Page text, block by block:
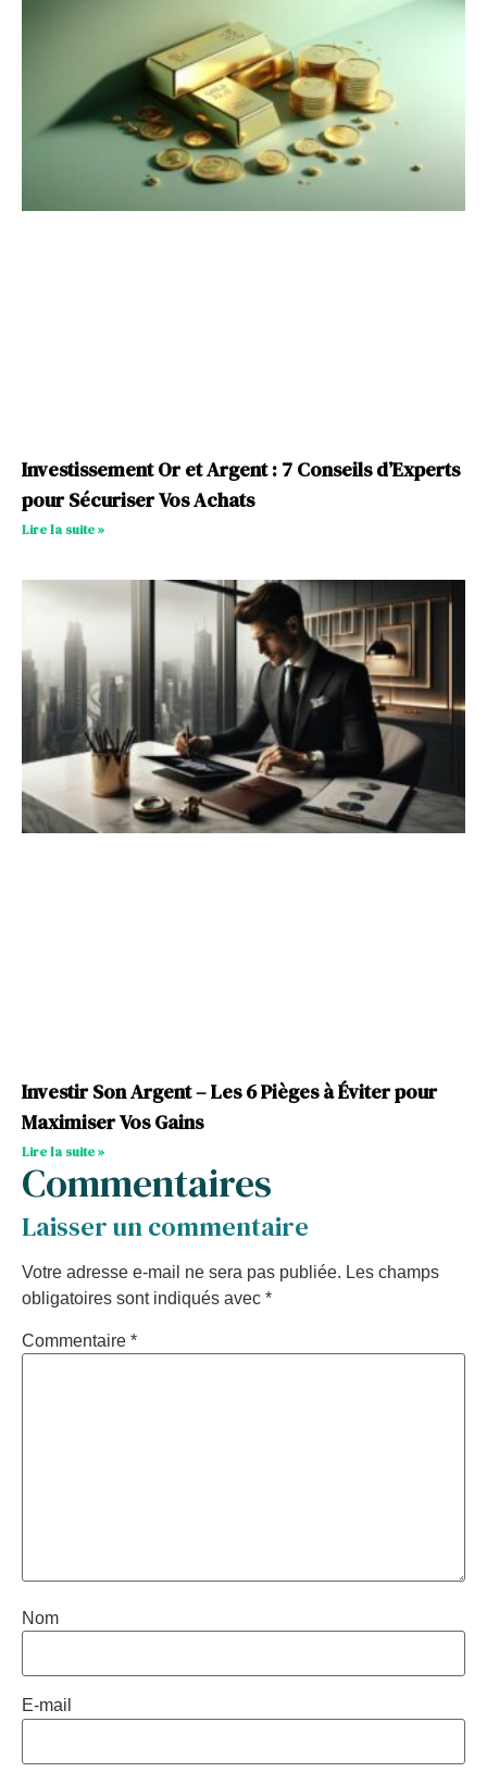
Investissement Or et Argent : 7 Conseils d’Experts
pour Sécuriser Vos Achats
Lire la suite »
Investir Son Argent – Les 6 Pièges à Éviter pour
Maximiser Vos Gains
Lire la suite »
Commentaires
Laisser un commentaire
Votre adresse e-mail ne sera pas publiée. Les champs
obligatoires sont indiqués avec *
Commentaire *
Nom
E-mail